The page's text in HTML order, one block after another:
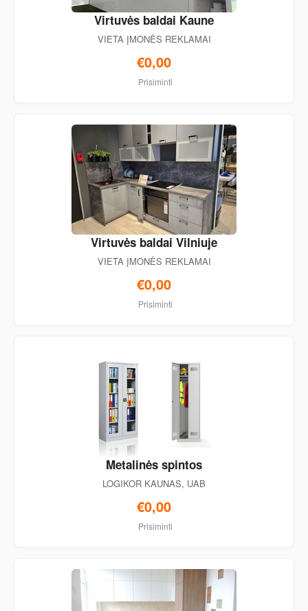
Virtuvės baldai Kaune
VIETA ĮMONĖS REKLAMAI
€0,00
Prisiminti
Virtuvės baldai Vilniuje
VIETA ĮMONĖS REKLAMAI
€0,00
Prisiminti
Metalinės spintos
LOGIKOR KAUNAS, UAB
€0,00
Prisiminti